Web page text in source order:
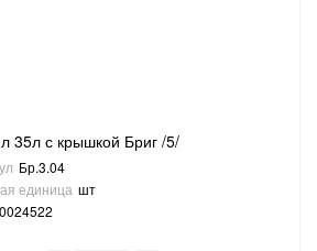
35л с крышкой Бриг /5/
Бр.3.04
единица шт